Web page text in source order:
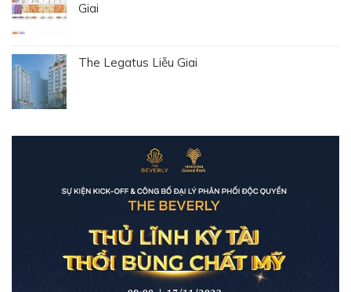
Giai
The Legatus Liễu Giai